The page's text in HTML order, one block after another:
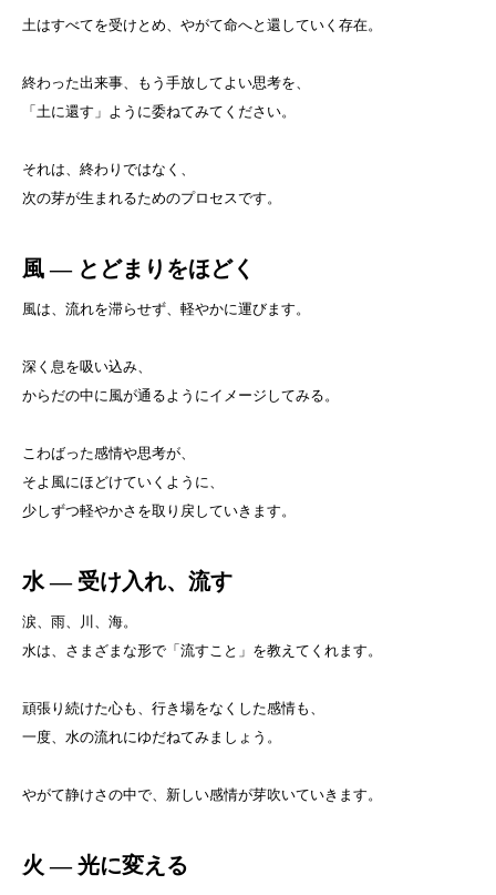
土はすべてを受けとめ、やがて命へと還していく存在。
終わった出来事、もう手放してよい思考を、
「土に還す」ように委ねてみてください。
それは、終わりではなく、
次の芽が生まれるためのプロセスです。
風― とどまりをほどく
風は、流れを滞らせず、軽やかに運びます。
深く息を吸い込み、
からだの中に風が通るようにイメージしてみる。
こわばった感情や思考が、
そよ風にほどけていくように、
少しずつ軽やかさを取り戻していきます。
水― 受け入れ、流す
涙、雨、川、海。
水は、さまざまな形で「流すこと」を教えてくれます。
頑張り続けた心も、行き場をなくした感情も、
一度、水の流れにゆだねてみましょう。
やがて静けさの中で、新しい感情が芽吹いていきます。
火 ― 光に変える